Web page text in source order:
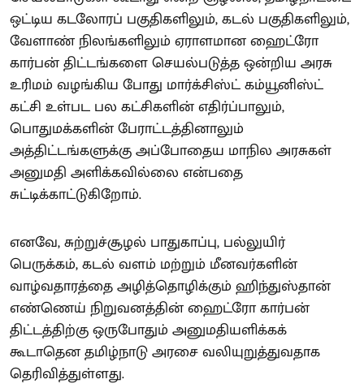
ஒட்டிய கடலோரப் பகுதிகளிலும், கடல் பகுதிகளிலும்,
வேளாண் நிலங்களிலும் ஏராளமான ஹைட்ரோ
கார்பன் திட்டங்களை செயல்படுத்த ஒன்றிய அரசு
உரிமம் வழங்கிய போது மார்க்சிஸ்ட் கம்யூனிஸ்ட்
கட்சி உள்பட பல கட்சிகளின் எதிர்ப்பாலும்,
பொதுமக்களின் பேராட்டத்தினாலும்
அத்திட்டங்களுக்கு அப்போதைய மாநில அரசுகள்
அனுமதி அளிக்கவில்லை என்பதை
சுட்டிக்காட்டுகிறோம்.
எனவே, சுற்றுச்சூழல் பாதுகாப்பு, பல்லுயிர்
பெருக்கம், கடல் வளம் மற்றும் மீனவர்களின்
வாழ்வதாரத்தை அழித்தொழிக்கும் ஹிந்துஸ்தான்
எண்ணெய் நிறுவனத்தின் ஹைட்ரோ கார்பன்
திட்டத்திற்கு ஒருபோதும் அனுமதியளிக்கக்
கூடாதென தமிழ்நாடு அரசை வலியுறுத்துவதாக
தெரிவித்துள்ளது.